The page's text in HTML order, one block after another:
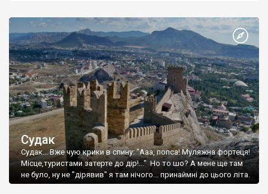
Судак
Судак... Вже чую крики в спину: "Ааа, попса! Муляжна фортеця!
Місце,туристами затерте до дір!..." Но то шо? А мене ще там
не було, ну не "дірявив" я там нічого... принаймні до цього літа.